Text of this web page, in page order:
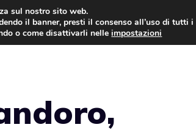
AL CIOCCOLATO TORTE CLASSICHE
sul nostro sito web.
il banner, presti il consenso all’uso di tutti
o come disattivarli nelleimpostazioni